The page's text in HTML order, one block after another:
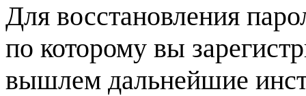
Для восстановления
по которому вы
вышлем дальнейшие